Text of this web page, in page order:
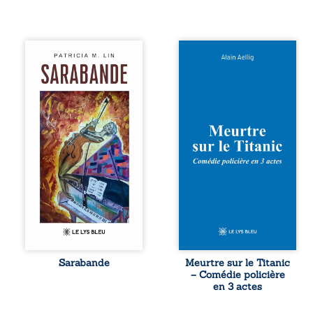
Aux chants
crépitants de l’été,
Sous le silence
ouaté de la neige
en hiver, Au cours
de nuits pâles,
Dans la clarté
bienveillante de la
lune, Rêves,
pensées, révoltes
et espoirs… Des
mots s’assemblent,
colorés, rebelles
aux règles de la
poésie, mais
chantant en
forment une
sarabande,
Sarabande
Et si le naufrage
en 1912, un
meurtre est
commis. Le drame
disparaît avec le
tard, la
l’épave fait
resurgir un secret
que l’on croyait
perdu. Dans un
Meurtre sur le Titanic
– Comédie policière
en 3 actes